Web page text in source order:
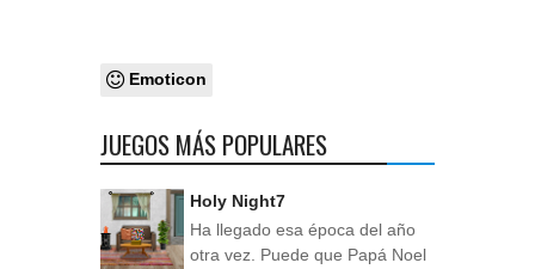
Emoticon
JUEGOS MÁS POPULARES
Holy Night7
Ha llegado esa época del año
otra vez. Puede que Papá Noel